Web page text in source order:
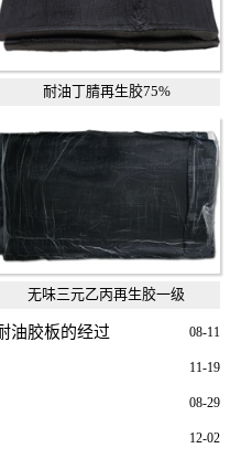
耐油丁腈再生胶75%
无味三元乙丙再生胶一级
08-11
油胶板的经过
11-19
08-29
12-02